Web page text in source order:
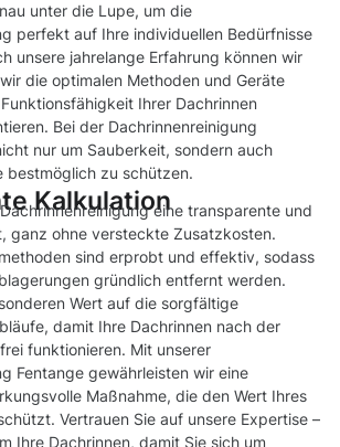
unter die Lupe, um die
perfekt auf Ihre individuellen Bedürfnisse
unsere jahrelange Erfahrung können wir
die optimalen Methoden und Geräte
Ihrer Dachrinnen
Bei der Dachrinnenreinigung
nur um Sauberkeit, sondern auch
bestmöglich zu schützen.
Kalkulationeine transparente und
ganz ohne versteckte Zusatzkosten.
sind erprobt und effektiv, sodass
gründlich entfernt werden.
Wert auf die sorgfältige
damit Ihre Dachrinnen nach der
funktionieren. Mit unserer
Fentange gewährleisten wir eine
Maßnahme, die den Wert Ihres
Vertrauen Sie auf unsere Expertise –
Ihre Dachrinnen, damit Sie sich um